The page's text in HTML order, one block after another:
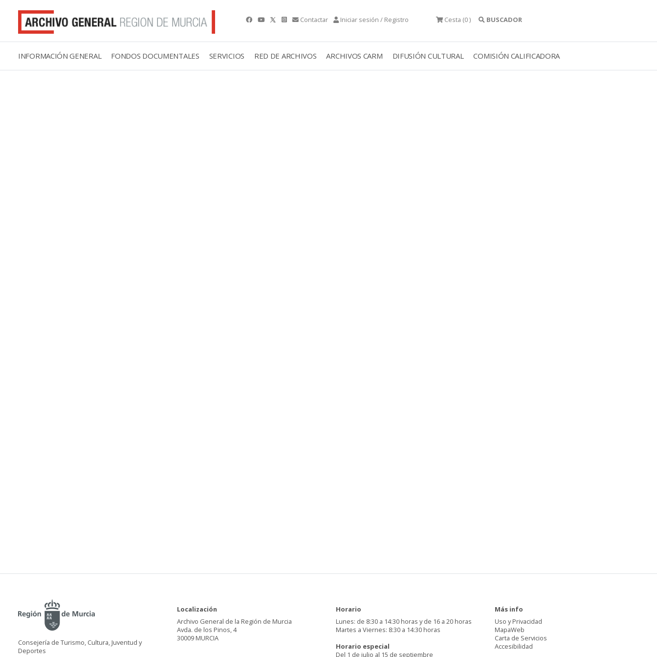
Contactar Iniciar sesión / Registro Cesta (0 ) BUSCADOR
INFORMACIÓN GENERAL FONDOS DOCUMENTALES SERVICIOS RED DE ARCHIVOS ARCHIVOS CARM DIFUSIÓN CULTURAL COMISIÓN CALIFICADORA
Consejería de Turismo, Cultura, Juventud y
Deportes
Localización
Archivo General de la Región de Murcia
Avda. de los Pinos, 4
30009 MURCIA
Horario
Lunes: de 8:30 a 14:30 horas y de 16 a 20 horas
Martes a Viernes: 8:30 a 14:30 horas
Horario especial
Del 1 de julio al 15 de septiembre
Más info
Uso y Privacidad
MapaWeb
Carta de Servicios
Accesibilidad